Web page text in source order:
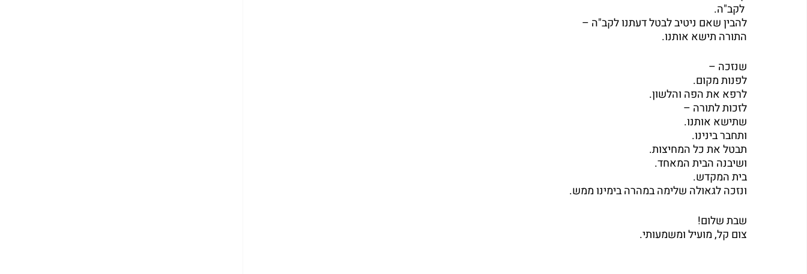
להבין שאם ניטיב לבטל דעתנו לקב"ה –
התורה תישא אותנו.
שנזכה –
לפנות מקום.
לרפא את הפה והלשון.
לזכות לתורה –
שתישא אותנו.
ותחבר בינינו.
תבטל את כל המחיצות.
ושיבנה הבית המאחד.
בית המקדש.
ונזכה לגאולה שלימה במהרה בימינו ממש.
שבת שלום!
צום קל, מועיל ומשמעותי.